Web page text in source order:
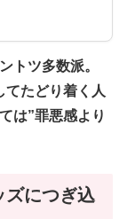
トツ多数派。
てたどり着く人
は”罪悪感より
ズにつぎ込